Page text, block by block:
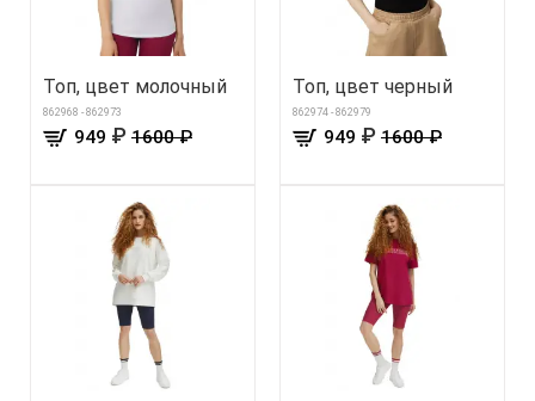
Топ, цвет молочный
862968 - 862973
949 ₽ 1600 ₽
Топ, цвет черный
862974 - 862979
949 ₽ 1600 ₽